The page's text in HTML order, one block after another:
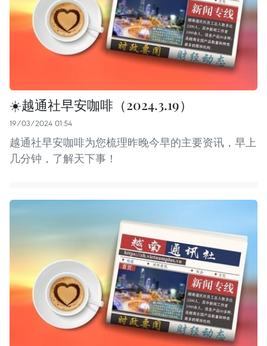
☀️越通社早安咖啡（2024.3.19）
19/03/2024 01:54
越通社早安咖啡为您梳理昨晚今早的主要资讯，早上
几分钟，了解天下事！